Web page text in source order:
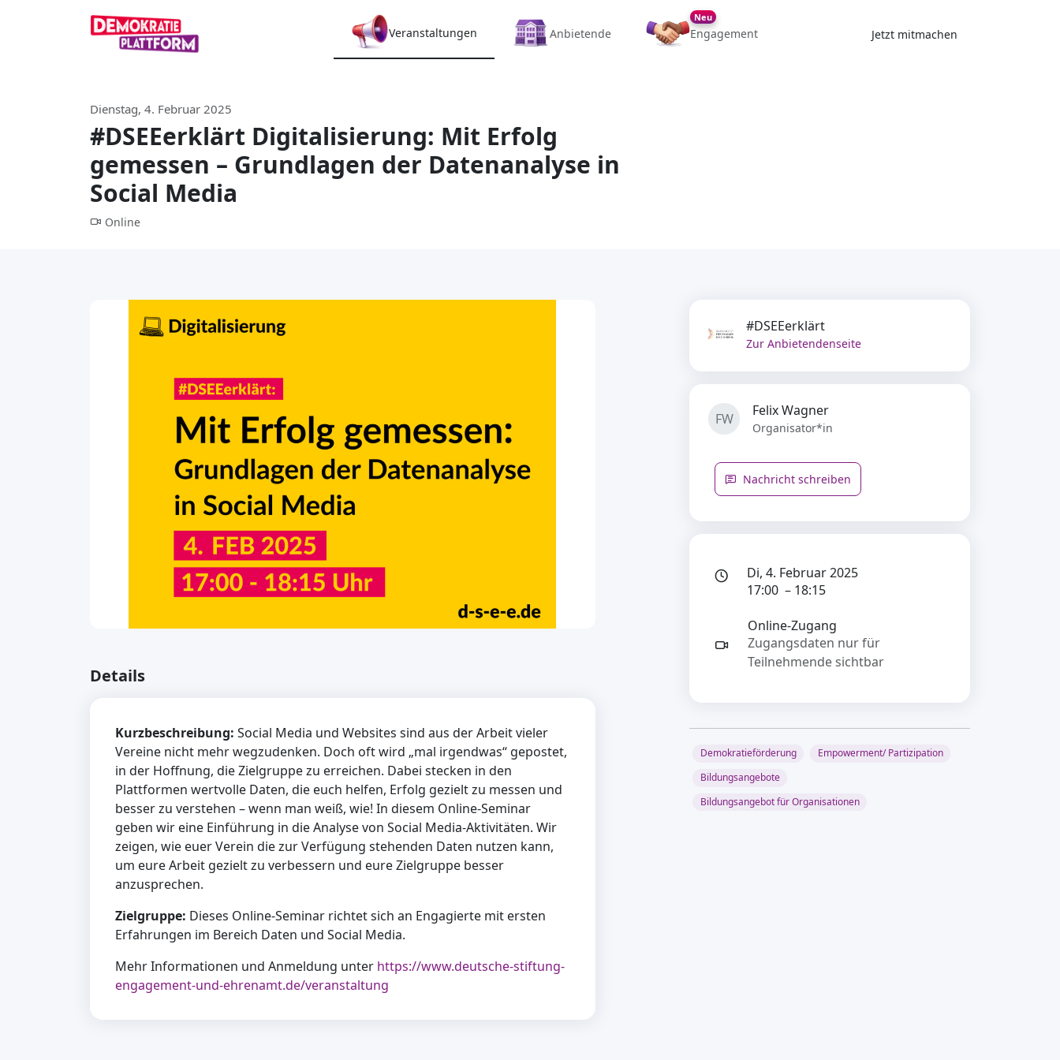
Veranstaltungen Anbietende Engagement
Neu
Jetzt mitmachen
Dienstag, 4. Februar 2025
#DSEEerklärt Digitalisierung: Mit Erfolg
gemessen – Grundlagen der Datenanalyse in
Social Media
Online
Details
Kurzbeschreibung: Social Media und Websites sind aus der Arbeit vieler
Vereine nicht mehr wegzudenken. Doch oft wird „mal irgendwas“ gepostet,
in der Hoffnung, die Zielgruppe zu erreichen. Dabei stecken in den
Plattformen wertvolle Daten, die euch helfen, Erfolg gezielt zu messen und
besser zu verstehen – wenn man weiß, wie! In diesem Online-Seminar
geben wir eine Einführung in die Analyse von Social Media-Aktivitäten. Wir
zeigen, wie euer Verein die zur Verfügung stehenden Daten nutzen kann,
um eure Arbeit gezielt zu verbessern und eure Zielgruppe besser
anzusprechen.
Zielgruppe: Dieses Online-Seminar richtet sich an Engagierte mit ersten
Erfahrungen im Bereich Daten und Social Media.
Mehr Informationen und Anmeldung unter https://www.deutsche-stiftung-
engagement-und-ehrenamt.de/veranstaltung
#DSEEerklärt
Zur Anbietendenseite
FW Felix Wagner
Organisator*in
Nachricht schreiben
Di, 4. Februar 2025
17:00 – 18:15
Online-Zugang
Zugangsdaten nur für
Teilnehmende sichtbar
Demokratieförderung
Empowerment/ Partizipation
Bildungsangebote
Bildungsangebot für Organisationen